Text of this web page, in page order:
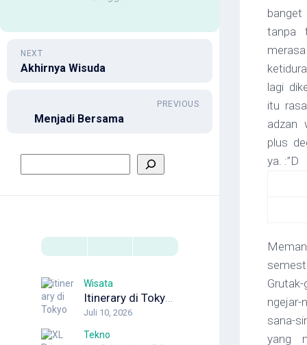
NEXT
Akhirnya Wisuda
PREVIOUS
Menjadi Bersama
Wisata
Itinerary di Tokyo 5 Hari untuk Wisata Pertama Kali
Juli 10, 2026
Tekno
banget
tanpa
lagi
itu
adzan
plus
ya. :”D
sana-
yang